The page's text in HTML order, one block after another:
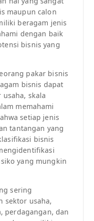
maupun calon
beragam jenis
dengan baik
bisnis yang
pakar bisnis
bisnis dapat
skala
memahami
setiap jenis
tantangan yang
bisnis
yang mungkin
sering
sektor usaha,
perdagangan, dan